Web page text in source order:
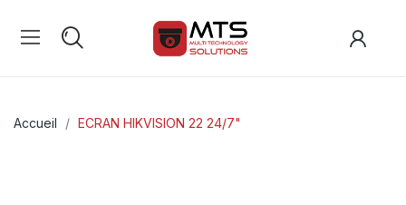
Accueil ECRAN HIKVISION 22 24/7"